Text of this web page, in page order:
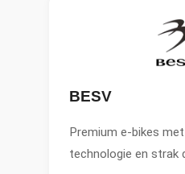
BESV
Premium e-bikes
technologie en strak